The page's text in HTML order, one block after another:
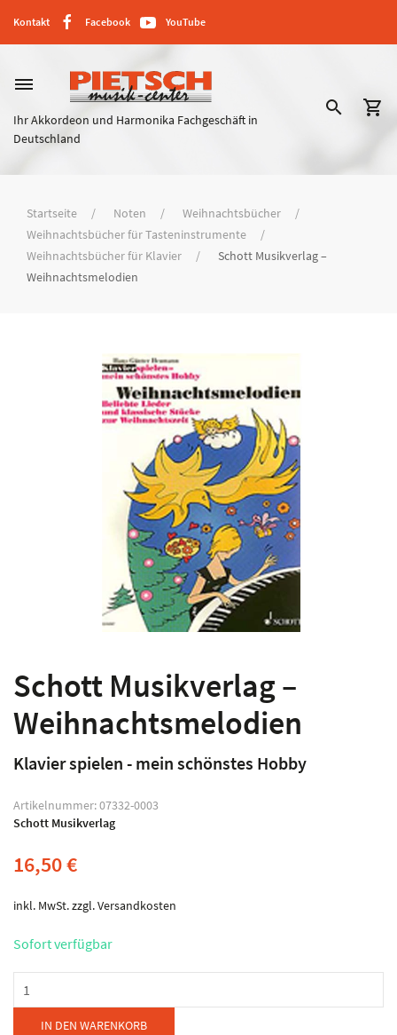
Kontakt Facebook YouTube
dehaze
Ihr Akkordeon und Harmonika Fachgeschäft in
Deutschland
search shopping_cart
Startseite Noten
Weihnachtsbücher
Weihnachtsbücher für Tasteninstrumente
Weihnachtsbücher für Klavier
Schott Musikverlag –
Weihnachtsmelodien
Schott Musikverlag –
Weihnachtsmelodien
Klavier spielen - mein schönstes Hobby
Artikelnummer:07332-0003
Schott Musikverlag
16,50€
inkl. MwSt.zzgl.Versandkosten
Sofort verfügbar
Musikverlag
IN DEN WARENKORB